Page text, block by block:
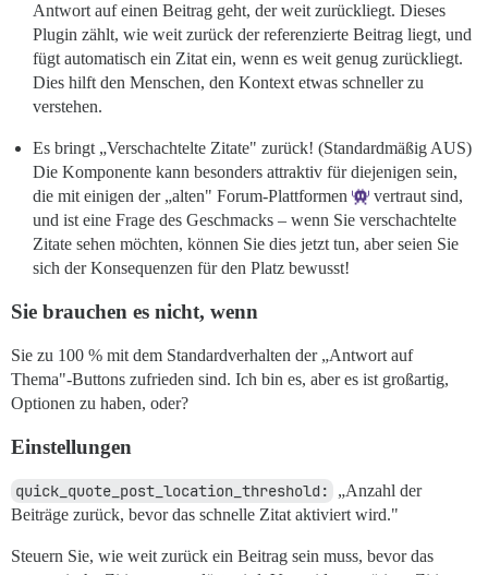
Antwort auf einen Beitrag geht, der weit zurückliegt. Dieses
Plugin zählt, wie weit zurück der referenzierte Beitrag liegt, und
fügt automatisch ein Zitat ein, wenn es weit genug zurückliegt.
Dies hilft den Menschen, den Kontext etwas schneller zu
verstehen.
Es bringt „Verschachtelte Zitate" zurück! (Standardmäßig AUS)
Die Komponente kann besonders attraktiv für diejenigen sein,
die mit einigen der „alten" Forum-Plattformen
vertraut sind,
und ist eine Frage des Geschmacks – wenn Sie verschachtelte
Zitate sehen möchten, können Sie dies jetzt tun, aber seien Sie
sich der Konsequenzen für den Platz bewusst!
Sie brauchen es nicht, wenn
Sie zu 100 % mit dem Standardverhalten der „Antwort auf
Thema"-Buttons zufrieden sind. Ich bin es, aber es ist großartig,
Optionen zu haben, oder?
Einstellungen
quick_quote_post_location_threshold:
„Anzahl der
Beiträge zurück, bevor das schnelle Zitat aktiviert wird."
Steuern Sie, wie weit zurück ein Beitrag sein muss, bevor das